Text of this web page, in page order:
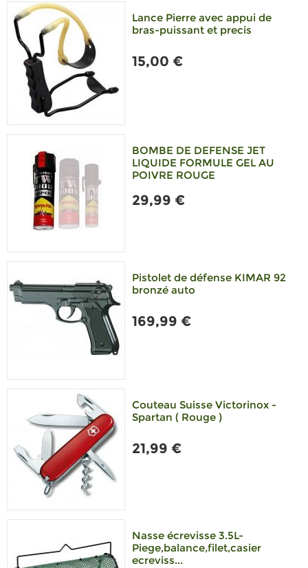
Lance Pierre avec appui de
bras-puissant et precis
15,00 €
BOMBE DE DEFENSE JET
LIQUIDE FORMULE GEL AU
POIVRE ROUGE
29,99 €
Pistolet de défense KIMAR 92
bronzé auto
169,99 €
Couteau Suisse Victorinox -
Spartan ( Rouge )
21,99 €
Nasse écrevisse 3.5L-
Piege,balance,filet,casier
ecreviss...